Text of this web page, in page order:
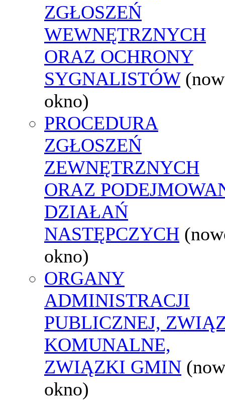
ZGŁOSZEŃ
WEWNĘTRZNYCH
ORAZ OCHRONY
SYGNALISTÓW
okno)
PROCEDURA
ZGŁOSZEŃ
ZEWNĘTRZNYCH
ORAZ
DZIAŁAŃ
NASTĘPCZYCH
okno)
ORGANY
ADMINISTRACJI
PUBLICZNEJ,
KOMUNALNE,
ZWIĄZKI GMIN
okno)